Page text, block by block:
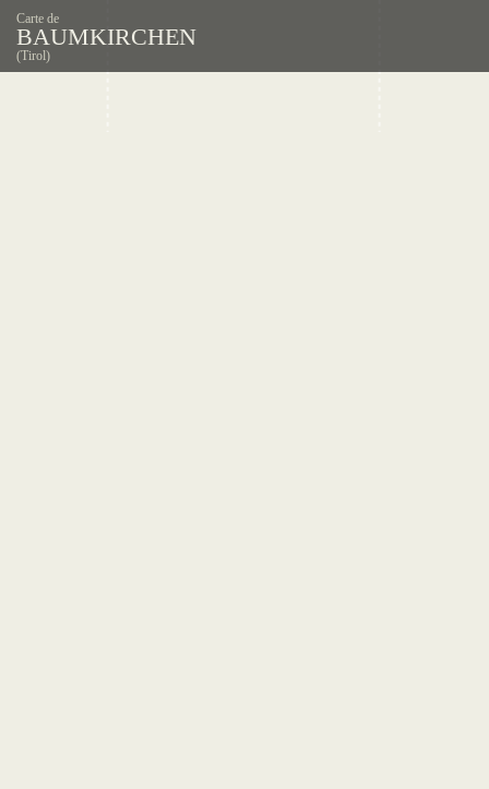
Carte de
BAUMKIRCHEN
(Tirol)